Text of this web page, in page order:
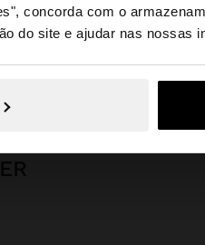
concorda com o
do site e ajudar nas nossas
de Portugal. Deseja